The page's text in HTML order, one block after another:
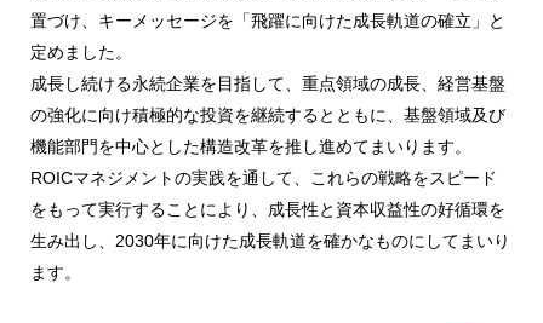
置づけ、キーメッセージを「飛躍に向けた成長軌道の確立」と
定めました。
成長し続ける永続企業を目指して、重点領域の成長、経営基盤
の強化に向け積極的な投資を継続するとともに、基盤領域及び
機能部門を中心とした構造改革を推し進めてまいります。
ROICマネジメントの実践を通して、これらの戦略をスピード
をもって実行することにより、成長性と資本収益性の好循環を
生み出し、2030年に向けた成長軌道を確かなものにしてまいり
ます。